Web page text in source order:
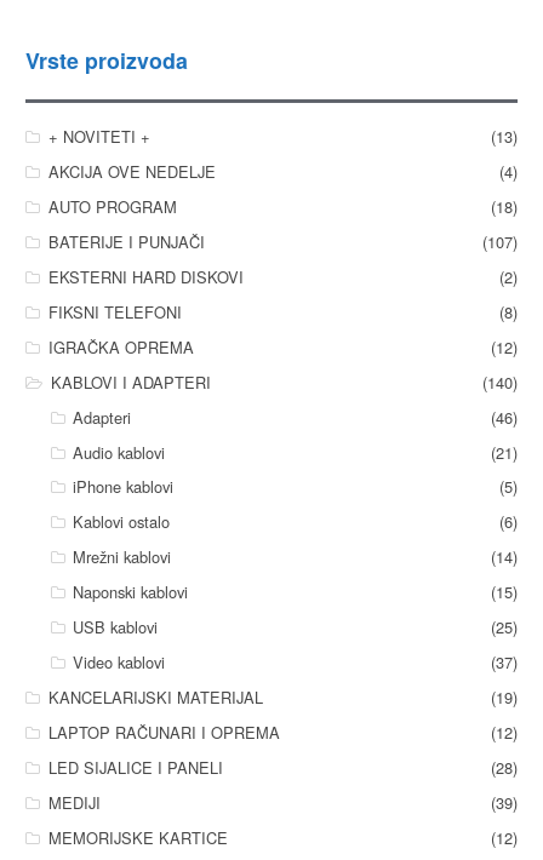
Vrste proizvoda
+ NOVITETI +
(13)
AKCIJA OVE NEDELJE
(4)
AUTO PROGRAM
(18)
BATERIJE I PUNJAČI
(107)
EKSTERNI HARD DISKOVI
(2)
FIKSNI TELEFONI
(8)
IGRAČKA OPREMA
(12)
KABLOVI I ADAPTERI
(140)
Adapteri
(46)
Audio kablovi
(21)
iPhone kablovi
(5)
Kablovi ostalo
(6)
Mrežni kablovi
(14)
Naponski kablovi
(15)
USB kablovi
(25)
Video kablovi
(37)
KANCELARIJSKI MATERIJAL
(19)
LAPTOP RAČUNARI I OPREMA
(12)
LED SIJALICE I PANELI
(28)
MEDIJI
(39)
MEMORIJSKE KARTICE
(12)